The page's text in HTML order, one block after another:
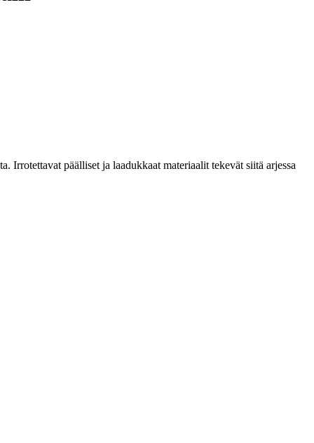
päälliset ja laadukkaat materiaalit tekevät siitä arjessa